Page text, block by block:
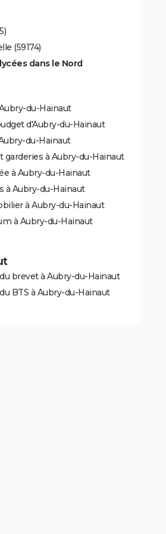
(59174)
dans le Nord
du-Hainaut
d'Aubry-du-Hainaut
du-Hainaut
garderies à Aubry-du-Hainaut
à Aubry-du-Hainaut
à Aubry-du-Hainaut
à Aubry-du-Hainaut
à Aubry-du-Hainaut
brevet à Aubry-du-Hainaut
BTS à Aubry-du-Hainaut